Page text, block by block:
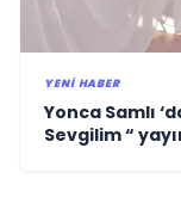
YENI HABER
Yonca Samlı
Sevgilim “